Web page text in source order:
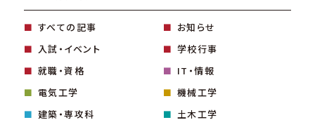
すべての記事
お知らせ
入試・イベント
学校行事
就職・資格
IT・情報
電気工学
機械工学
建築・専攻科
土木工学